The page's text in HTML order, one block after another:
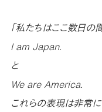
「私たちはここ数日の
I am Japan.
と
We are America.
これらの表現は非常